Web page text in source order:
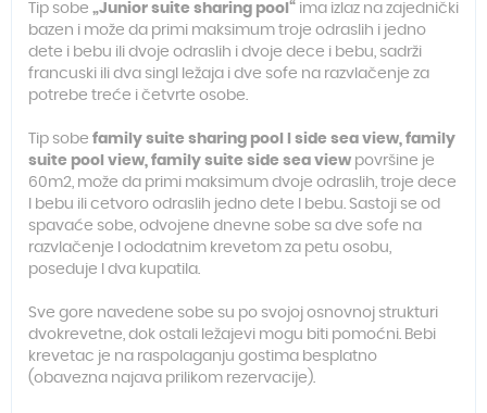
Tip sobe „Junior suite sharing pool“ ima izlaz na zajednički
bazen i može da primi maksimum troje odraslih i jedno
dete i bebu ili dvoje odraslih i dvoje dece i bebu, sadrži
francuski ili dva singl ležaja i dve sofe na razvlačenje za
potrebe treće i četvrte osobe.
Tip sobe family suite sharing pool I side sea view, family
suite pool view, family suite side sea view površine je
60m2, može da primi maksimum dvoje odraslih, troje dece
I bebu ili cetvoro odraslih jedno dete I bebu. Sastoji se od
spavaće sobe, odvojene dnevne sobe sa dve sofe na
razvlačenje I ododatnim krevetom za petu osobu,
poseduje I dva kupatila.
Sve gore navedene sobe su po svojoj osnovnoj strukturi
dvokrevetne, dok ostali ležajevi mogu biti pomoćni. Bebi
krevetac je na raspolaganju gostima besplatno
(obavezna najava prilikom rezervacije).